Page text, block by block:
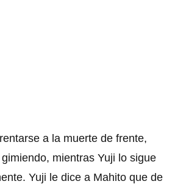
a la muerte de frente,
mientras Yuji lo sigue
Yuji le dice a Mahito que de